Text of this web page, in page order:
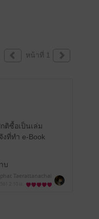
หน้าที่ 1
ติซื้อเป็นเล่ม
ที่ทำ e-Book
บ
Taerattanachai